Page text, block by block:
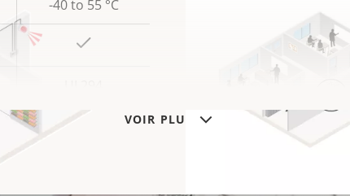
VOIR PLUS
-40 to 55 °C